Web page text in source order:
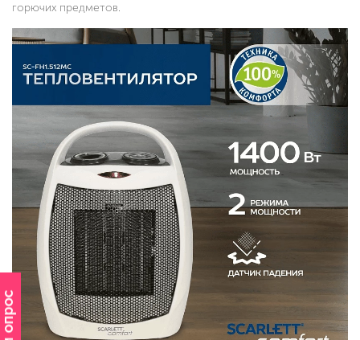
горючих предметов.